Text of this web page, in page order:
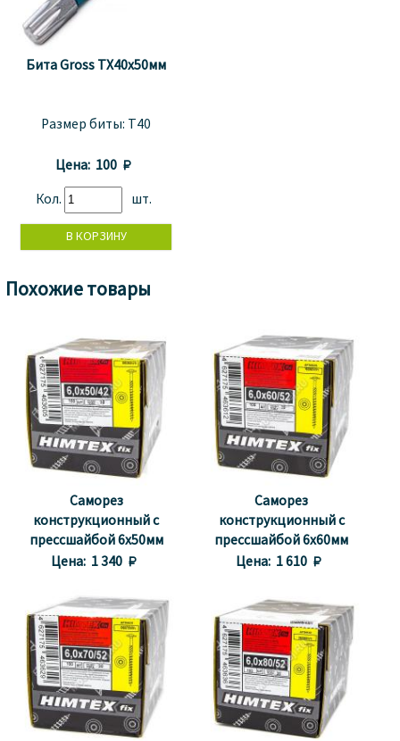
Бита Gross TX40x50мм
Размер биты: T40
Цена: 100 
Кол. шт.
Похожие товары
Саморез
конструкционный с
прессшайбой 6х50мм
(100шт.)
Цена: 1 340 
Саморез
конструкционный с
прессшайбой 6х60мм
(100шт.)
Цена: 1 610 